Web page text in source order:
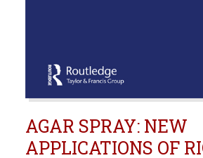
AGAR SPRAY: NEW
APPLICATIONS OF